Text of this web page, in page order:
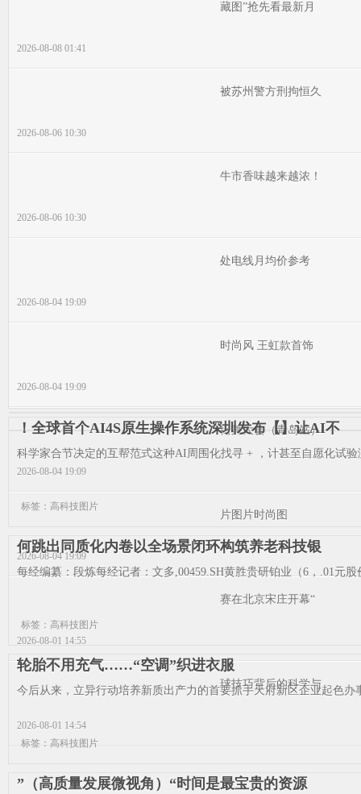
藏图”抢先看最新月
2026-08-08 01:41
被苏州警方刑拘恒久
2026-08-06 10:30
牛市香味越来越浓！
2026-08-06 10:30
处电线月均价参考
2026-08-04 19:09
时尚风 王虹款首饰
2026-08-04 19:09
街舞大会（青岛站）
2026-08-04 19:09
片图片时尚图
2026-08-04 19:09
赛在北京宋庄开幕“
2026-08-01 14:55
球技巧背后的科学与
2026-08-01 14:54
！全球首个AI4S原生操作系统深圳发布【】让AI不
科学家合节决定的互帮范式这种AI周围化找寻 + ，计甚至自愿化试
标签：高科技图片
何跳出同质化内卷以全场景闭环构筑养老科技银
每经编纂：段炼每经记者：文多,00459.SH黄胜贵研铂业（6，.01元
标签：高科技图片
轮胎不用充气……“空调”织进衣服
今后从来，立异行动培养新质出产力的首要抓手天府新区企业起色
标签：高科技图片
”（高质量发展微视角）“时间是最宝贵的资源